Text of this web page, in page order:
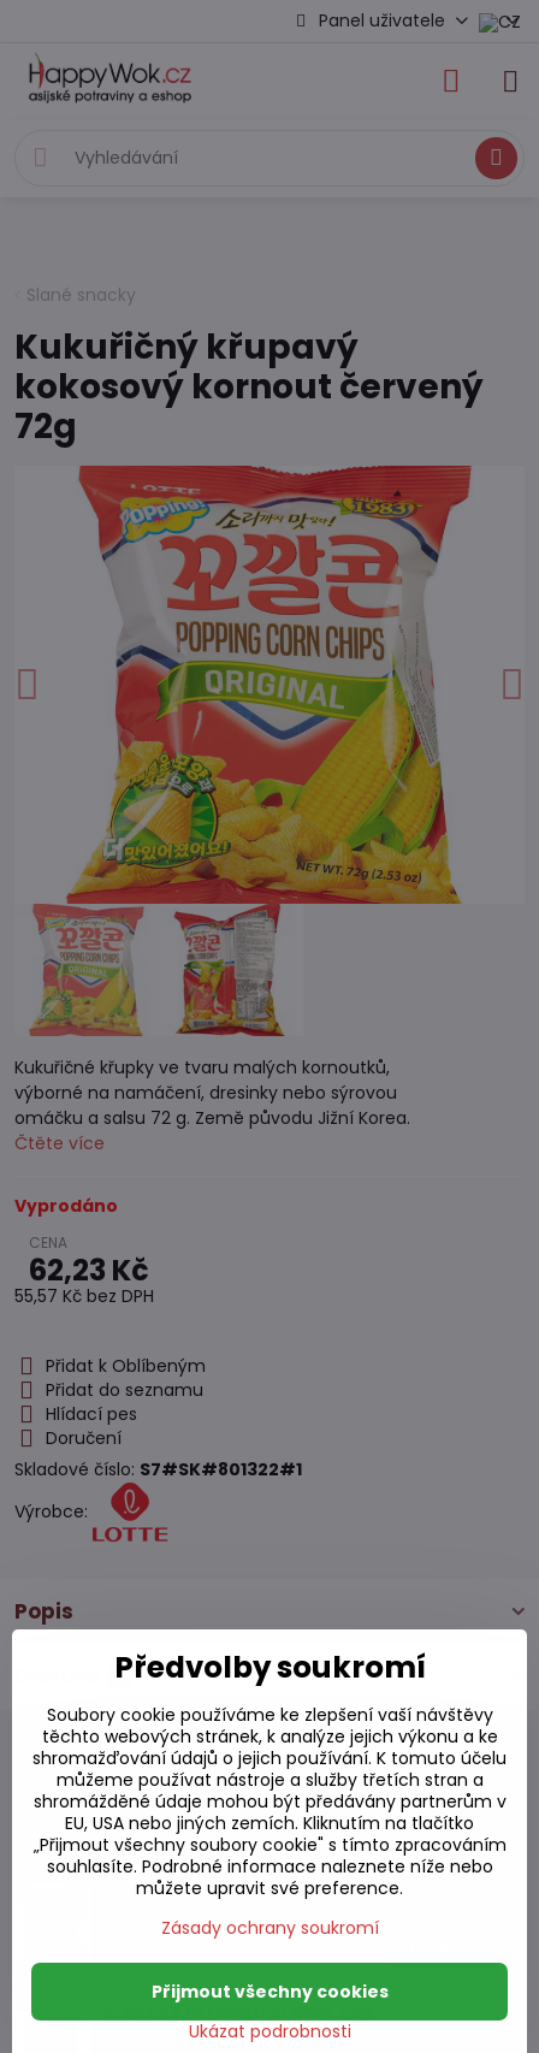
Panel uživatele
Hledat
Slané snacky
Kukuřičný křupavý
kokosový kornout červený
72g
Kukuřičné křupky ve tvaru malých kornoutků,
výborné na namáčení, dresinky nebo sýrovou
omáčku a salsu 72 g. Země původu Jižní Korea.
Čtěte více
Vyprodáno
62,23 Kč
55,57 Kč bez DPH
Přidat k Oblíbeným
Přidat do seznamu
Hlídací pes
Doručení
Skladové číslo: S7#SK#801322#1
Výrobce:
Popis
0
Alternativní produkty
Chipsy s příchutí BBQ 56g
Chipsy s příchutí krevet 75g
Předvolby soukromí
Soubory cookie používáme ke zlepšení vaší návštěvy
těchto webových stránek, k analýze jejich výkonu a ke
shromažďování údajů o jejich používání. K tomuto účelu
můžeme používat nástroje a služby třetích stran a
shromážděné údaje mohou být předávány partnerům v
EU, USA nebo jiných zemích. Kliknutím na tlačítko
„Přijmout všechny soubory cookie" s tímto zpracováním
souhlasíte. Podrobné informace naleznete níže nebo
můžete upravit své preference.
Zásady ochrany soukromí
Ukázat podrobnosti
Přijmout všechny cookies